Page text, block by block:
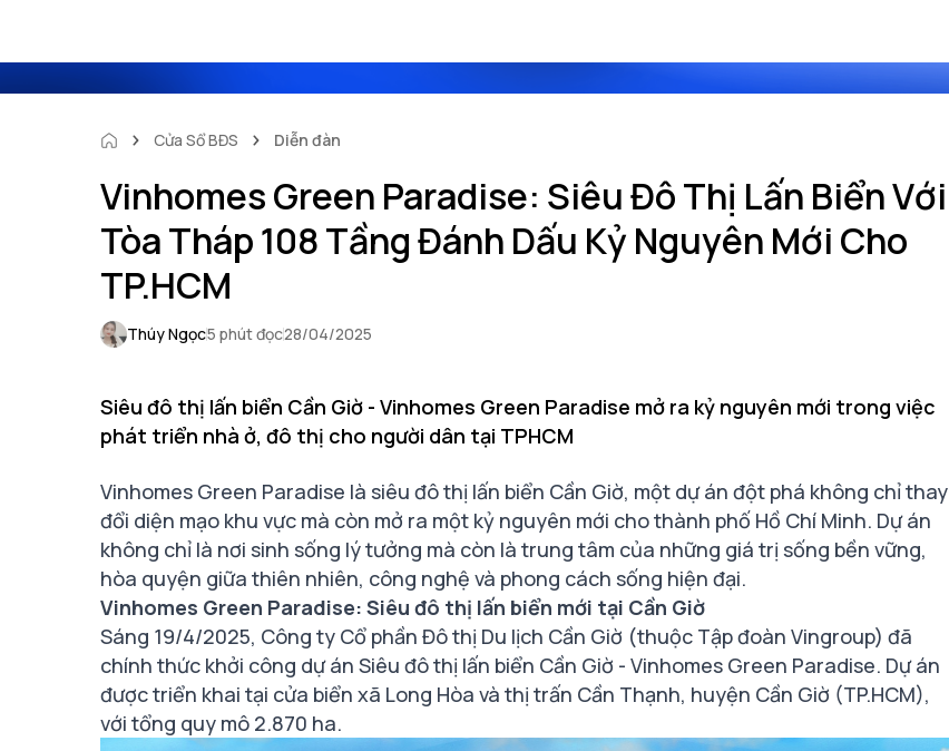
Cửa Sổ BĐS Diễn đàn
Vinhomes Green Paradise: Siêu Đô Thị Lấn Biển Với
Tòa Tháp 108 Tầng Đánh Dấu Kỷ Nguyên Mới Cho
TP.HCM
Thúy Ngọc5 phút đọc28/04/2025
Siêu đô thị lấn biển Cần Giờ - Vinhomes Green Paradise mở ra kỷ nguyên mới trong việc
phát triển nhà ở, đô thị cho người dân tại TPHCM
Vinhomes Green Paradise là siêu đô thị lấn biển Cần Giờ, một dự án đột phá không chỉ thay
đổi diện mạo khu vực mà còn mở ra một kỷ nguyên mới cho thành phố Hồ Chí Minh. Dự án
không chỉ là nơi sinh sống lý tưởng mà còn là trung tâm của những giá trị sống bền vững,
hòa quyện giữa thiên nhiên, công nghệ và phong cách sống hiện đại.
Vinhomes Green Paradise: Siêu đô thị lấn biển mới tại Cần Giờ
Sáng 19/4/2025, Công ty Cổ phần Đô thị Du lịch Cần Giờ (thuộc Tập đoàn Vingroup) đã
chính thức khởi công dự án Siêu đô thị lấn biển Cần Giờ - Vinhomes Green Paradise. Dự án
được triển khai tại cửa biển xã Long Hòa và thị trấn Cần Thạnh, huyện Cần Giờ (TP.HCM),
với tổng quy mô 2.870 ha.